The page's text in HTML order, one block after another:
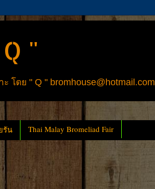
"
ดย " Q " bromhouse@hotmail.com
รัน Thai Malay Bromeliad Fair